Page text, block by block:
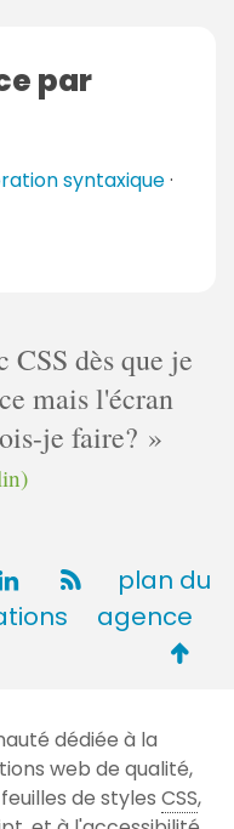
par
syntaxique·
CSS dès que je
mais l'écran
je faire?
plan du
agence
de
page
dédiée à la
web de qualité,
de styles CSS,